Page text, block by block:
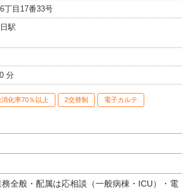
丁目17番33号
駅
分
化率70％以上 2交替制 電子カルテ
全般・配属は応相談（一般病棟・ICU）・電